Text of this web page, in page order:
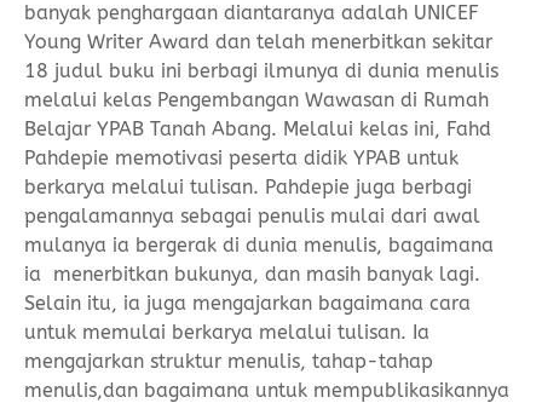
banyak penghargaan diantaranya adalah UNICEF
Young Writer Award dan telah menerbitkan sekitar
18 judul buku ini berbagi ilmunya di dunia menulis
melalui kelas Pengembangan Wawasan di Rumah
Belajar YPAB Tanah Abang. Melalui kelas ini, Fahd
Pahdepie memotivasi peserta didik YPAB untuk
berkarya melalui tulisan. Pahdepie juga berbagi
pengalamannya sebagai penulis mulai dari awal
mulanya ia bergerak di dunia menulis, bagaimana
ia menerbitkan bukunya, dan masih banyak lagi.
Selain itu, ia juga mengajarkan bagaimana cara
untuk memulai berkarya melalui tulisan. Ia
mengajarkan struktur menulis, tahap-tahap
menulis,dan bagaimana untuk mempublikasikannya